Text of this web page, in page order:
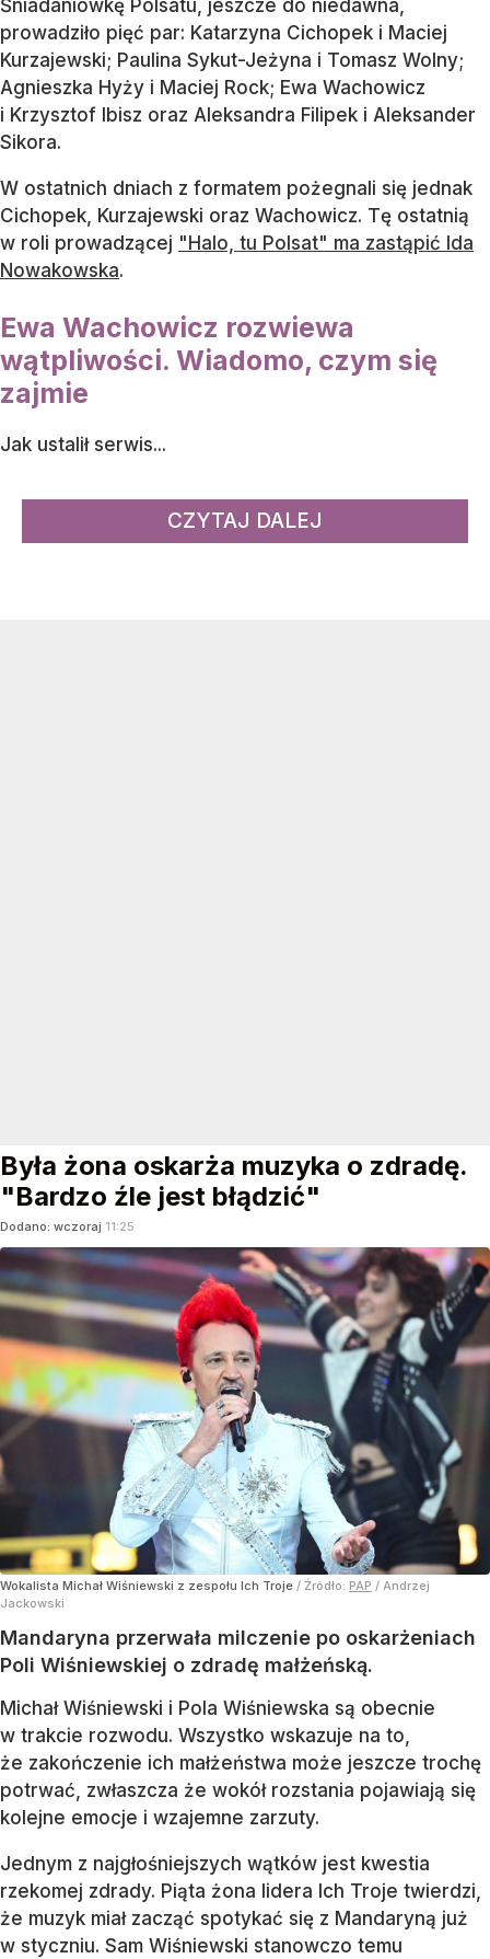
Śniadaniówkę Polsatu, jeszcze do niedawna,
prowadziło pięć par: Katarzyna Cichopek i Maciej
Kurzajewski; Paulina Sykut-Jeżyna i Tomasz Wolny;
Agnieszka Hyży i Maciej Rock; Ewa Wachowicz
i Krzysztof Ibisz oraz Aleksandra Filipek i Aleksander
Sikora.
W ostatnich dniach z formatem pożegnali się jednak
Cichopek, Kurzajewski oraz Wachowicz. Tę ostatnią
w roli prowadzącej "Halo, tu Polsat" ma zastąpić Ida
Nowakowska.
Ewa Wachowicz rozwiewa
wątpliwości. Wiadomo, czym się
zajmie
Jak ustalił serwis...
CZYTAJ DALEJ
Była żona oskarża muzyka o zdradę.
"Bardzo źle jest błądzić"
Dodano: wczoraj 11:25
Wokalista Michał Wiśniewski z zespołu Ich Troje / Źródło: PAP / Andrzej
Jackowski
Mandaryna przerwała milczenie po oskarżeniach
Poli Wiśniewskiej o zdradę małżeńską.
Michał Wiśniewski i Pola Wiśniewska są obecnie
w trakcie rozwodu. Wszystko wskazuje na to,
że zakończenie ich małżeństwa może jeszcze trochę
potrwać, zwłaszcza że wokół rozstania pojawiają się
kolejne emocje i wzajemne zarzuty.
Jednym z najgłośniejszych wątków jest kwestia
rzekomej zdrady. Piąta żona lidera Ich Troje twierdzi,
że muzyk miał zacząć spotykać się z Mandaryną już
w styczniu. Sam Wiśniewski stanowczo temu